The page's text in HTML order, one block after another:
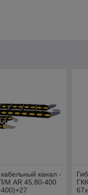
кабельный канал -
М AR 45.80-400